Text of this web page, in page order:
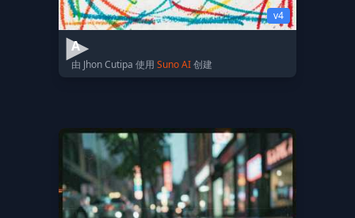
v4
A
由 Jhon Cutipa 使用 Suno AI创建